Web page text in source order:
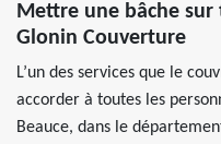
Mettre une bâche sur
Glonin Couverture
L’un des services que le
accorder à toutes les
Beauce, dans le